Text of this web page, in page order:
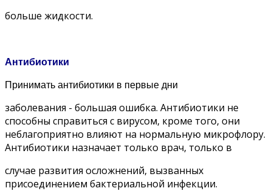
больше жидкости.
Антибиотики
Принимать антибиотики в первые дни
заболевания - большая ошибка. Антибиотики не
способны справиться с вирусом, кроме того, они
неблагоприятно влияют на нормальную микрофлору.
Антибиотики назначает только врач, только в
случае развития осложнений, вызванных
присоединением бактериальной инфекции.